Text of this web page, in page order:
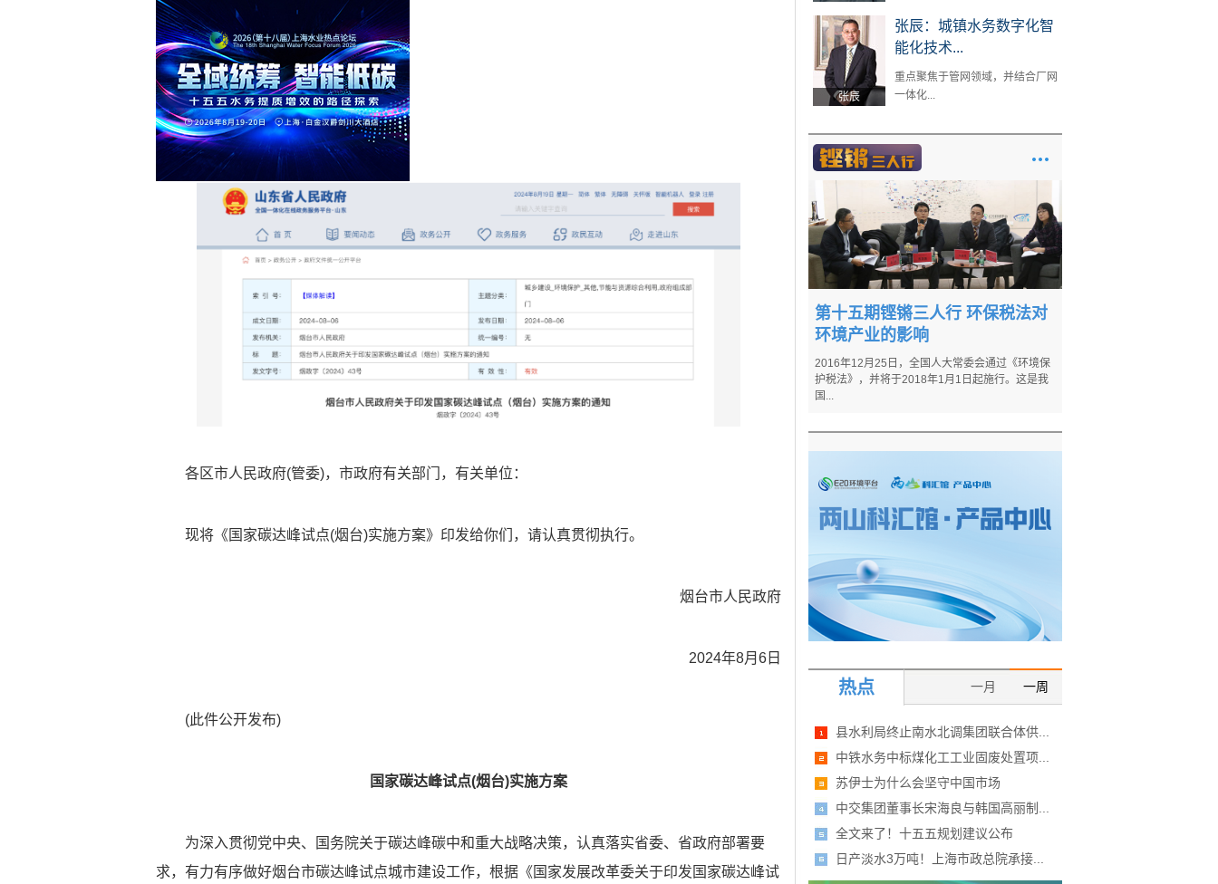
各区市人民政府(管委)，市政府有关部门，有关单位：
现将《国家碳达峰试点(烟台)实施方案》印发给你们，请认真贯彻执行。
烟台市人民政府
2024年8月6日
(此件公开发布)
国家碳达峰试点(烟台)实施方案
为深入贯彻党中央、国务院关于碳达峰碳中和重大战略决策，认真落实省委、省政府部署要
求，有力有序做好烟台市碳达峰试点城市建设工作，根据《国家发展改革委关于印发国家碳达峰试
张辰
张辰：城镇水务数字化智
能化技术...
重点聚焦于管网领域，并结合厂网
一体化...
第十五期铿锵三人行 环保税法对
环境产业的影响
2016年12月25日，全国人大常委会通过《环境保
护税法》，并将于2018年1月1日起施行。这是我
国...
热点 一周
一月
县水利局终止南水北调集团联合体供...
中铁水务中标煤化工工业固废处置项...
苏伊士为什么会坚守中国市场
中交集团董事长宋海良与韩国高丽制...
全文来了！十五五规划建议公布
日产淡水3万吨！上海市政总院承接...